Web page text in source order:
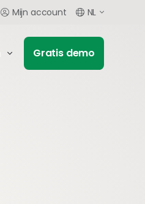
Mijn account NL
Gratis demo